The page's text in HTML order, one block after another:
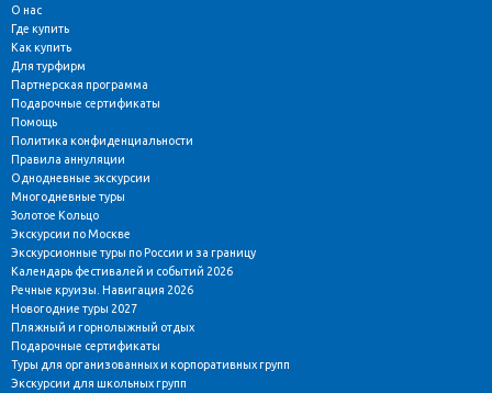
О нас
Где купить
Как купить
Для турфирм
Партнерская программа
Подарочные сертификаты
Помощь
Политика конфиденциальности
Правила аннуляции
Однодневные экскурсии
Многодневные туры
Золотое Кольцо
Экскурсии по Москве
Экскурсионные туры по России и за границу
Календарь фестивалей и событий 2026
Речные круизы. Навигация 2026
Новогодние туры 2027
Пляжный и горнолыжный отдых
Подарочные сертификаты
Туры для организованных и корпоративных групп
Экскурсии для школьных групп